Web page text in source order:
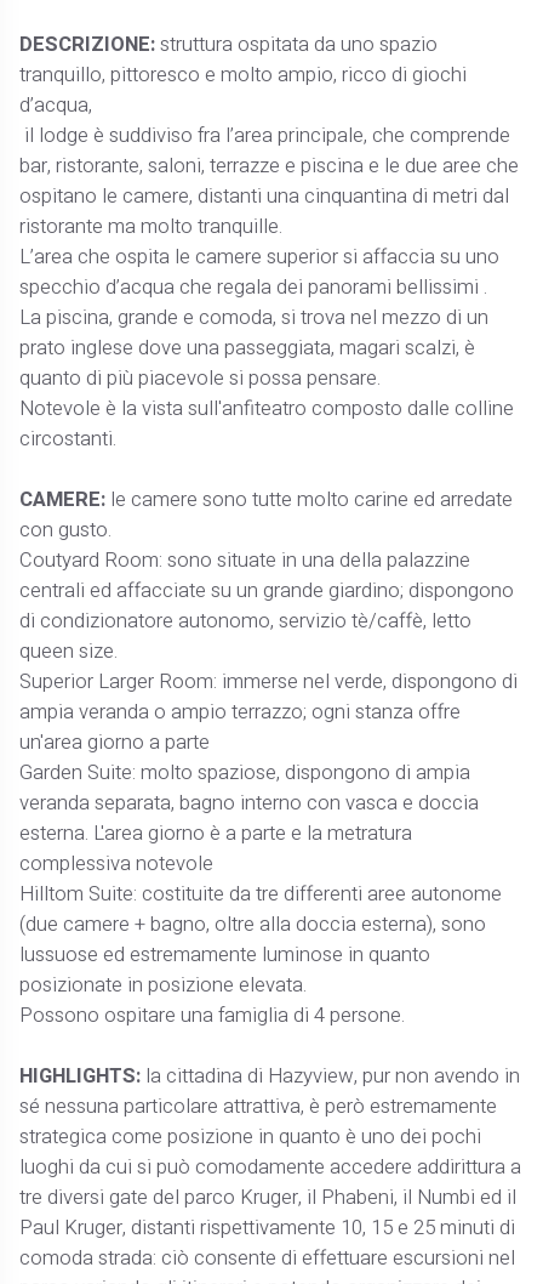
DESCRIZIONE:struttura ospitata da uno spazio
tranquillo, pittoresco e molto ampio, ricco di giochi
d’acqua,
il lodge è suddiviso fra l’area principale, che comprende
bar, ristorante, saloni, terrazze e piscina e le due aree che
ospitano le camere, distanti una cinquantina di metri dal
ristorante ma molto tranquille.
L’area che ospita le camere superior si affaccia su uno
specchio d’acqua che regala dei panorami bellissimi .
La piscina, grande e comoda, si trova nel mezzo di un
prato inglese dove una passeggiata, magari scalzi, è
quanto di più piacevole si possa pensare.
Notevole è la vista sull'anfiteatro composto dalle colline
circostanti.
CAMERE: le camere sono tutte molto carine ed arredate
con gusto.
Coutyard Room: sono situate in una della palazzine
centrali ed affacciate su un grande giardino; dispongono
di condizionatore autonomo, servizio tè/caffè, letto
queen size.
Superior Larger Room: immerse nel verde, dispongono di
ampia veranda o ampio terrazzo; ogni stanza offre
un'area giorno a parte
Garden Suite: molto spaziose, dispongono di ampia
veranda separata, bagno interno con vasca e doccia
esterna. L'area giorno è a parte e la metratura
complessiva notevole
Hilltom Suite: costituite da tre differenti aree autonome
(due camere + bagno, oltre alla doccia esterna), sono
lussuose ed estremamente luminose in quanto
posizionate in posizione elevata.
Possono ospitare una famiglia di 4 persone.
HIGHLIGHTS: la cittadina di Hazyview, pur non avendo in
sé nessuna particolare attrattiva, è però estremamente
strategica come posizione in quanto è uno dei pochi
luoghi da cui si può comodamente accedere addirittura a
tre diversi gate del parco Kruger, il Phabeni, il Numbi ed il
Paul Kruger, distanti rispettivamente 10, 15 e 25 minuti di
comoda strada: ciò consente di effettuare escursioni nel